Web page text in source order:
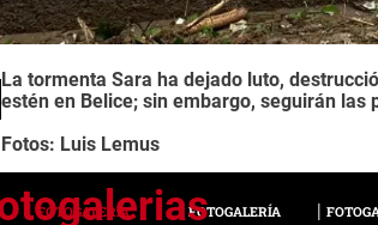
La tormenta Sara ha dejado luto,
estén en Belice; sin embargo, seguirán
Fotos: Luis Lemus
FOTOGALERÍA
FOTOGALERÍA